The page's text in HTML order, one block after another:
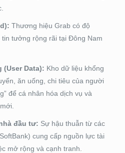
Thương hiệu Grab có độ
tưởng rộng rãi tại Đông Nam
Data): Kho dữ liệu khổng
ăn uống, chi tiêu của người
để cá nhân hóa dịch vụ và
đầu tư: Sự hậu thuẫn từ các
cung cấp nguồn lực tài
mở rộng và cạnh tranh.